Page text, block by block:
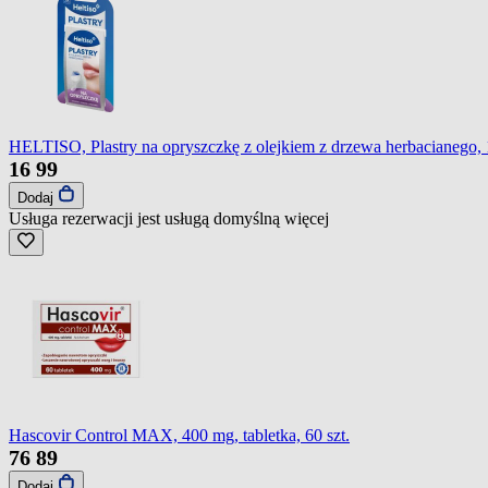
HELTISO, Plastry na opryszczkę z olejkiem z drzewa herbacianego,
16 99
Dodaj
Usługa rezerwacji jest usługą domyślną więcej
Hascovir Control MAX, 400 mg, tabletka, 60 szt.
76 89